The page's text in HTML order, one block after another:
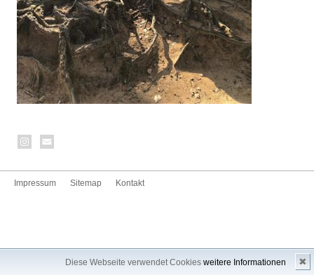
Diese Webseite verwendet Cookies weitere Informationen ✖
Impressum Sitemap Kontakt